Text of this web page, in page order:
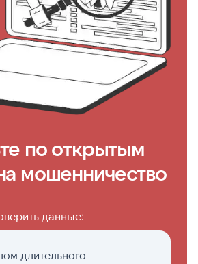
по открытым
мошенничество
данные:
длительного